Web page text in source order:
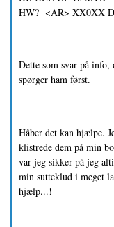
HW? <AR> XX0XX
Dette som svar på
spørger ham først.
Håber det kan hjælpe.
klistrede dem på min
var jeg sikker på jeg
min sutteklud i meget
hjælp...!